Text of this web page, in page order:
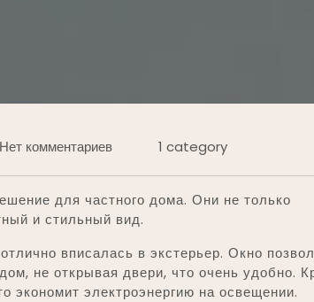
Нет комментариев 1 category
для частного дома. Они не только
и стильный вид.
вписалась в экстерьер. Окно
не открывая двери, что очень удобно.
экономит электроэнергию на освещении.